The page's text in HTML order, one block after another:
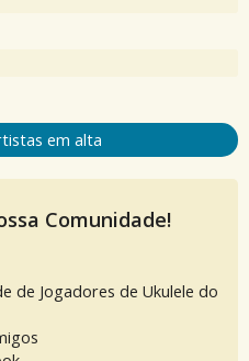
em alta
Comunidade!
de Jogadores de Ukulele do